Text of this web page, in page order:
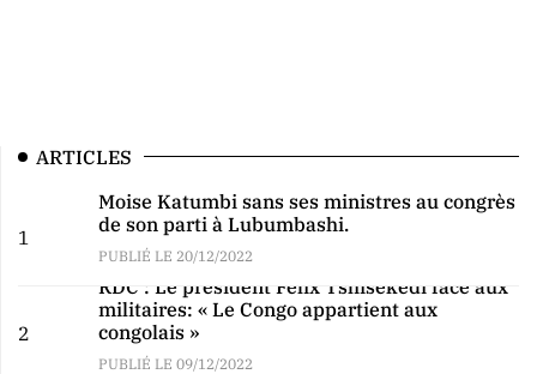
ARTICLES
1
Moise Katumbi sans ses ministres au congrès
de son parti à Lubumbashi.
PUBLIÉ LE 20/12/2022
2
RDC : Le président Félix Tshisekedi face aux
militaires: « Le Congo appartient aux
congolais »
PUBLIÉ LE 09/12/2022